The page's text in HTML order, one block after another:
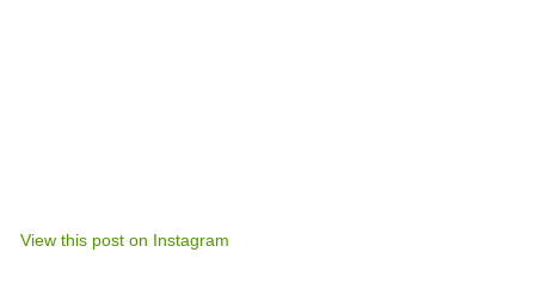
View this post on Instagram